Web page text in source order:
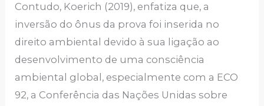
Contudo, Koerich (2019), enfatiza que, a
inversão do ônus da prova foi inserida no
direito ambiental devido à sua ligação ao
desenvolvimento de uma consciência
ambiental global, especialmente com a ECO
92, a Conferência das Nações Unidas sobre